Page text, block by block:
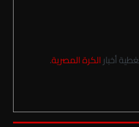
أخبارالكرة المصرية.